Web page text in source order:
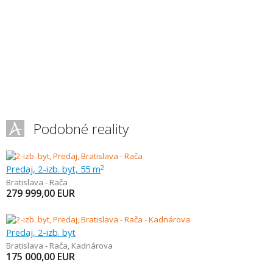
Podobné reality
Predaj, 2-izb. byt, 55 m2
Bratislava - Rača
279 999,00 EUR
Predaj, 2-izb. byt
Bratislava - Rača, Kadnárova
175 000,00 EUR